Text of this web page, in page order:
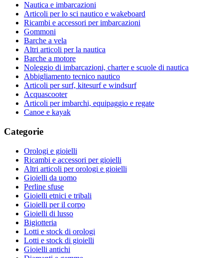
Nautica e imbarcazioni
Articoli per lo sci nautico e wakeboard
Ricambi e accessori per imbarcazioni
Gommoni
Barche a vela
Altri articoli per la nautica
Barche a motore
Noleggio di imbarcazioni, charter e scuole di nautica
Abbigliamento tecnico nautico
Articoli per surf, kitesurf e windsurf
Acquascooter
Articoli per imbarchi, equipaggio e regate
Canoe e kayak
Categorie
Orologi e gioielli
Ricambi e accessori per gioielli
Altri articoli per orologi e gioielli
Gioielli da uomo
Perline sfuse
Gioielli etnici e tribali
Gioielli per il corpo
Gioielli di lusso
Bigiotteria
Lotti e stock di orologi
Lotti e stock di gioielli
Gioielli antichi